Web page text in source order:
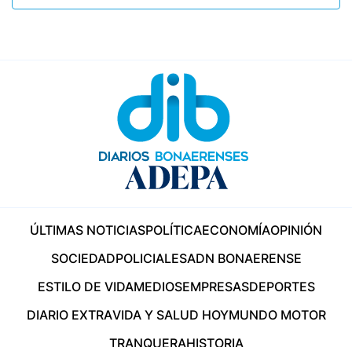
ÚLTIMAS NOTICIASPOLÍTICAECONOMÍAOPINIÓN
SOCIEDADPOLICIALESADN BONAERENSE
ESTILO DE VIDAMEDIOSEMPRESASDEPORTES
DIARIO EXTRAVIDA Y SALUD HOYMUNDO MOTOR
TRANQUERAHISTORIA